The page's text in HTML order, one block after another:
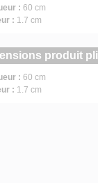
: 60 cm
: 1.7 cm
produit
: 60 cm
: 1.7 cm